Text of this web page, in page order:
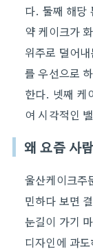
다. 둘째 해당
약 케이크가
위주로 덜어
를 우선으로
한다. 넷째 케
여 시각적인
왜 요즘 사
울산케이크주
민하다 보면
눈길이 가기
디자인에 과